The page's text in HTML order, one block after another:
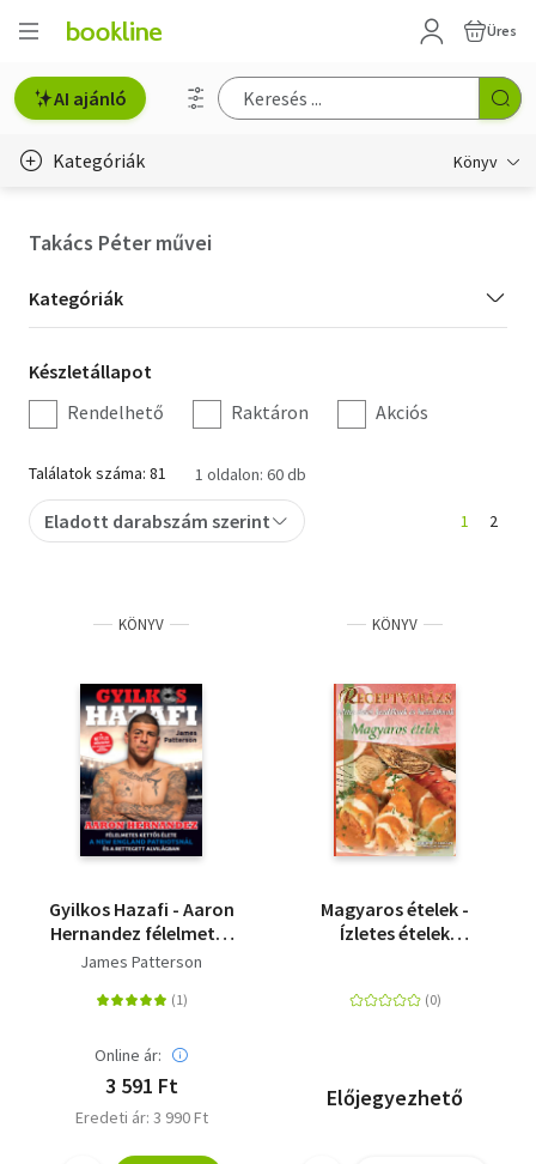
Üres
AI ajánló
Kategóriák Könyv
Hobbi, szabadidő
Irodalom
Művészet
Szakkönyv
Tankönyv, segédkönyv
Társadalomtudomány
Természettudomány
Történelem
Takács Péter művei
Kategória
szűrés
Kategóriák
Készletállapot
szűrés
Készletállapot
Rendelhető
Raktáron Akciós
Találatok száma: 81 1 oldalon: 60 db
Eladott darabszám szerint 1 2
KÖNYV
Gyilkos Hazafi - Aaron
Hernandez félelmetes
kettős élete
James Patterson
Online ár:
3 591 Ft
Eredeti ár: 3 990 Ft
KÖNYV
Magyaros ételek -
Ízletes ételek
Előjegyezhető